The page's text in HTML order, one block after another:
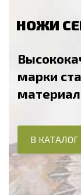
НОЖИ
марки
В КАТАЛОГ